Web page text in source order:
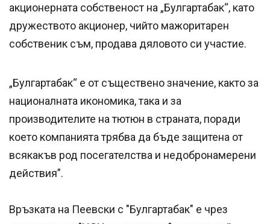
акционерната собственост на „Булгартабак“, като
дружеството акционер, чийто мажоритарен
собственик съм, продава дяловото си участие.
„Булгартабак“ е от съществено значение, както за
националната икономика, така и за
производителите на тютюн в страната, поради
което компанията трябва да бъде защитена от
всякакъв род посегателства и недобронамерени
действия”.
Връзката на Пеевски с "Булгартабак" е чрез